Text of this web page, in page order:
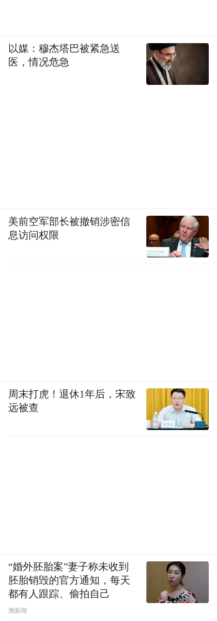
以媒：穆杰塔巴被紧急送
医，情况危急
美前空军部长被撤销涉密信
息访问权限
周末打虎！退休1年后，宋致
远被查
“婚外胚胎案”妻子称未收到
胚胎销毁的官方通知，每天
都有人跟踪、偷拍自己
潮新闻